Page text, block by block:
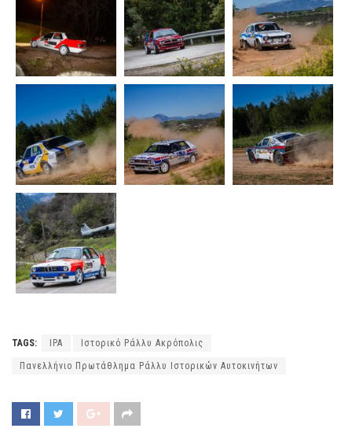
TAGS: ΙΡΑ Ιστορικό Ράλλυ Ακρόπολις
Πανελλήνιο Πρωτάθλημα Ράλλυ Ιστορικών Αυτοκινήτων